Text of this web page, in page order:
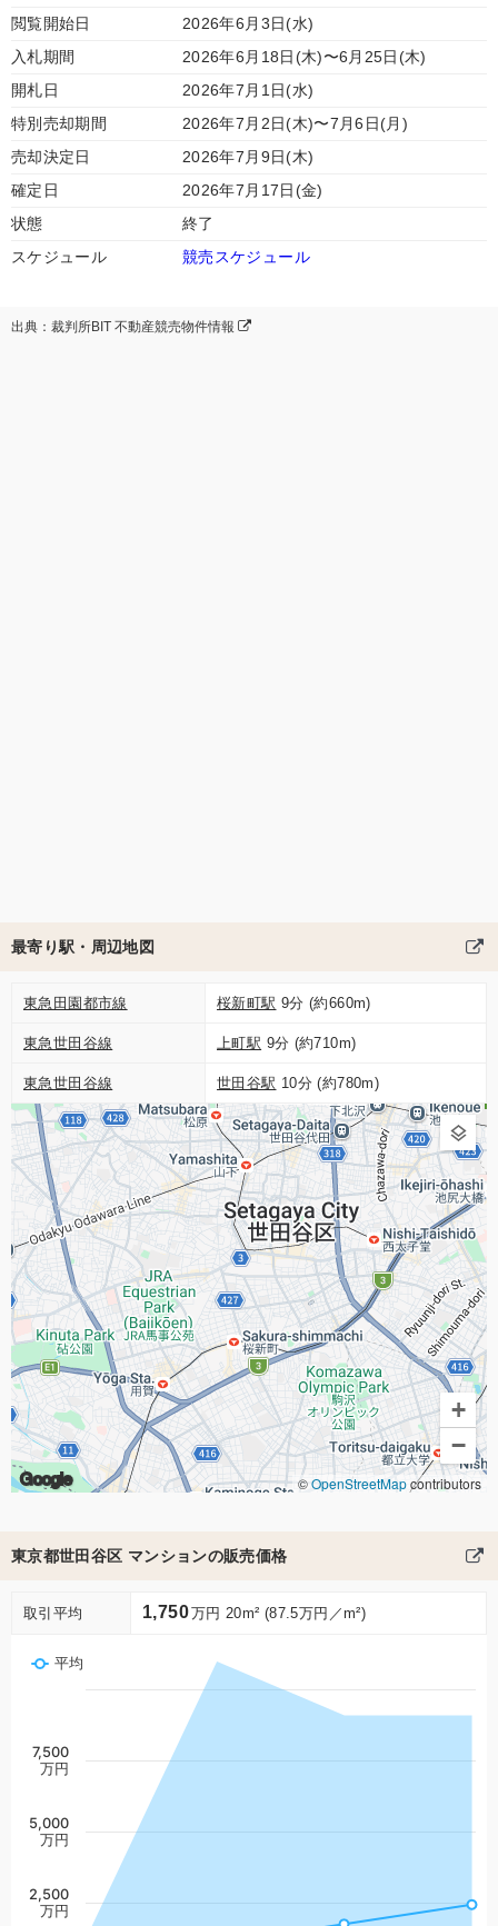
閲覧開始日
2026年6月3日(水)
入札期間
2026年6月18日(木)〜6月25日(木)
開札日
2026年7月1日(水)
特別売却期間
2026年7月2日(木)〜7月6日(月)
売却決定日
2026年7月9日(木)
確定日
2026年7月17日(金)
状態
終了
スケジュール
競売スケジュール
出典：裁判所BIT 不動産競売物件情報
最寄り駅・周辺地図
東急田園都市線 桜新町駅 9分 (約660m)
東急世田谷線 上町駅 9分 (約710m)
東急世田谷線 世田谷駅 10分 (約780m)
Google
+
−
©OpenStreetMapcontributors
東京都世田谷区 マンションの販売価格
取引平均 1,750万円 20m² (87.5万円／m²)
平均
2,500
万円
5,000
万円
7,500
万円